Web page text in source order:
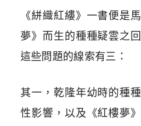
《絣織紅縷》一書便是
夢》而生的種種疑雲之
這些問題的線索有三：
其一，乾隆年幼時的種
性影響，以及《紅樓夢